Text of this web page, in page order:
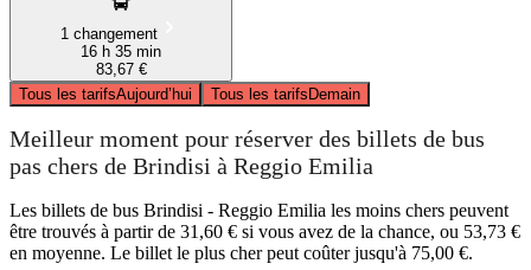
1 changement
16 h 35 min
83,67 €
Tous les tarifsAujourd’hui Tous les tarifsDemain
Meilleur moment pour réserver des billets de bus
pas chers de Brindisi à Reggio Emilia
Les billets de bus Brindisi - Reggio Emilia les moins chers peuvent
être trouvés à partir de 31,60 € si vous avez de la chance, ou 53,73 €
en moyenne. Le billet le plus cher peut coûter jusqu'à 75,00 €.